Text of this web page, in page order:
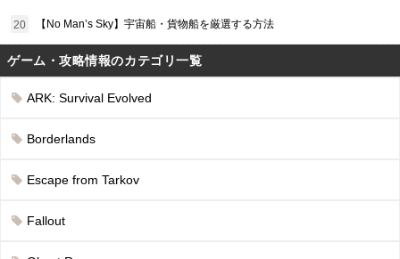
【No Man’s Sky】宇宙船・貨物船を厳選する方法
ゲーム・攻略情報のカテゴリ一覧
ARK: Survival Evolved
Borderlands
Escape from Tarkov
Fallout